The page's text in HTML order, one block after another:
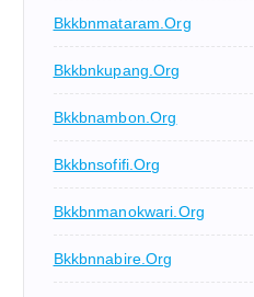
Bkkbnmataram.org
Bkkbnkupang.org
Bkkbnambon.org
Bkkbnsofifi.org
Bkkbnmanokwari.org
Bkkbnnabire.org